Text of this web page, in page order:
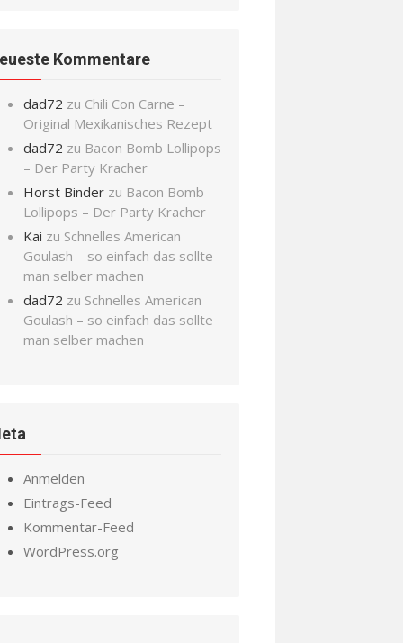
Kommentare
dad72 zu Chili Con Carne –
Original Mexikanisches Rezept
dad72 zu Bacon Bomb Lollipops
– Der Party Kracher
Horst Binder zu Bacon Bomb
Lollipops – Der Party Kracher
Kai zu Schnelles American
Goulash – so einfach das sollte
man selber machen
dad72 zu Schnelles American
Goulash – so einfach das sollte
man selber machen
Anmelden
Eintrags-Feed
Kommentar-Feed
WordPress.org